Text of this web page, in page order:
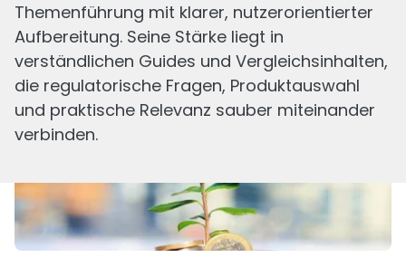
Themenführung mit klarer, nutzerorientierter
Aufbereitung. Seine Stärke liegt in
verständlichen Guides und Vergleichsinhalten,
die regulatorische Fragen, Produktauswahl
und praktische Relevanz sauber miteinander
verbinden.
BaFin-regulierte Broker 2026: Die besten
Anbieter in Deutschland
Geschrieben
15 JUN, 2026 10 Min Lesezeit